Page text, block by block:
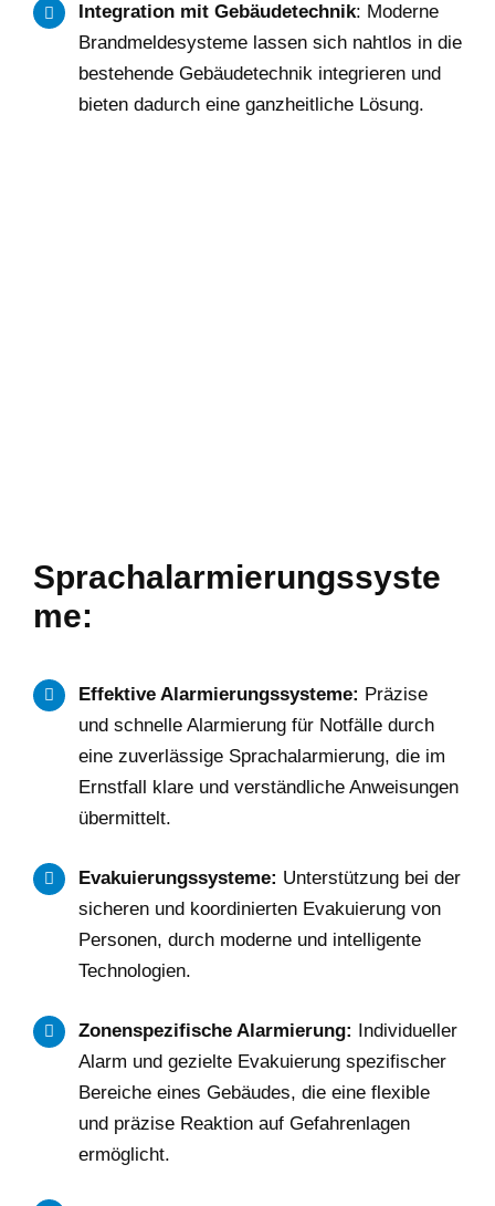
Integration mit Gebäudetechnik: Moderne
Brandmeldesysteme lassen sich nahtlos in die
bestehende Gebäudetechnik integrieren und
bieten dadurch eine ganzheitliche Lösung.
Sprachalarmierungssyste
me:
Effektive Alarmierungssysteme: Präzise
und schnelle Alarmierung für Notfälle durch
eine zuverlässige Sprachalarmierung, die im
Ernstfall klare und verständliche Anweisungen
übermittelt.
Evakuierungssysteme: Unterstützung bei der
sicheren und koordinierten Evakuierung von
Personen, durch moderne und intelligente
Technologien.
Zonenspezifische Alarmierung: Individueller
Alarm und gezielte Evakuierung spezifischer
Bereiche eines Gebäudes, die eine flexible
und präzise Reaktion auf Gefahrenlagen
ermöglicht.